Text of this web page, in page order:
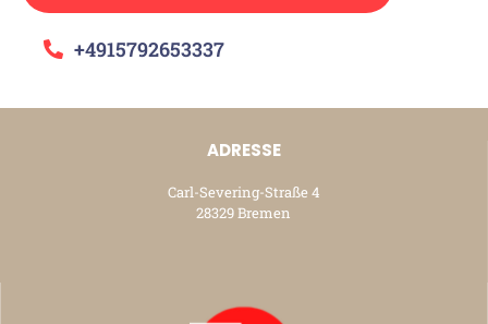
+4915792653337
ADRESSE
Carl-Severing-Straße 4
28329 Bremen